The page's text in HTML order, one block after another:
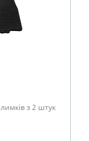
з 2 штук